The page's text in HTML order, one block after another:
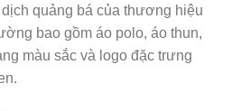
quảng bá của thương hiệu
bao gồm áo polo, áo thun,
màu sắc và logo đặc trưng